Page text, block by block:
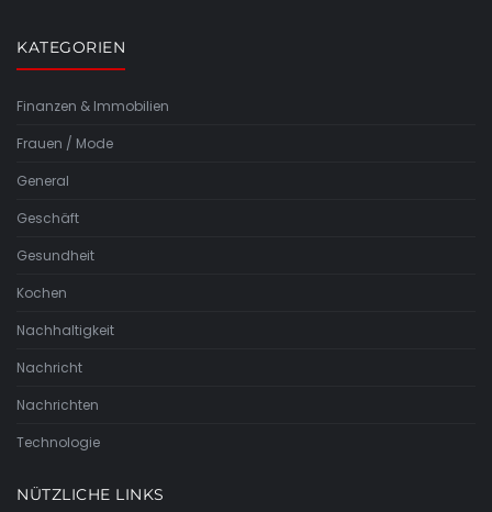
KATEGORIEN
Finanzen & Immobilien
Frauen / Mode
General
Geschäft
Gesundheit
Kochen
Nachhaltigkeit
Nachricht
Nachrichten
Technologie
NÜTZLICHE LINKS